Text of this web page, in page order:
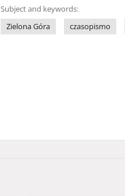
Subject and keywords:
Zielona Góra
czasopismo